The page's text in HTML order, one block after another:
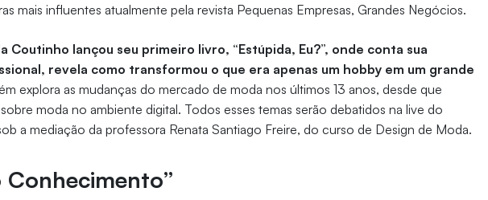
mais influentes atualmente pela revista Pequenas Empresas, Grandes Negócios.
Coutinho lançou seu primeiro livro, “Estúpida, Eu?”, onde conta sua
revela como transformou o que era apenas um hobby em um grande
explora as mudanças do mercado de moda nos últimos 13 anos, desde que
moda no ambiente digital. Todos esses temas serão debatidos na live do
a mediação da professora Renata Santiago Freire, do curso de Design de Moda.
Conhecimento”